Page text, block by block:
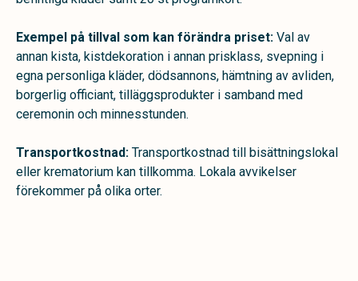
Exempel på tillval som kan förändra priset: Val av
annan kista, kistdekoration i annan prisklass, svepning i
egna personliga kläder, dödsannons, hämtning av avliden,
borgerlig officiant, tilläggsprodukter i samband med
ceremonin och minnesstunden.
Transportkostnad: Transportkostnad till bisättningslokal
eller krematorium kan tillkomma. Lokala avvikelser
förekommer på olika orter.